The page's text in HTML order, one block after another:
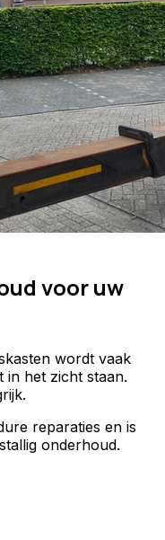
voor uw
wordt vaak
in het zicht staan.
reparaties en is
onderhoud.